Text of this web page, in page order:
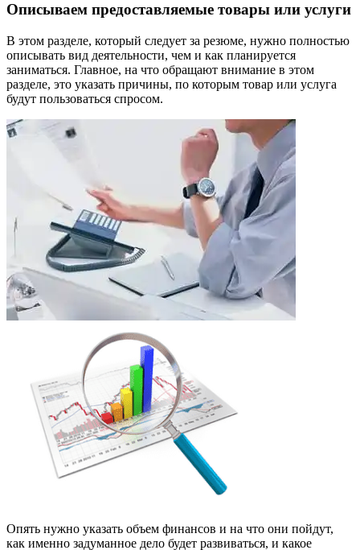
Описываем предоставляемые товары или услуги
В этом разделе, который следует за резюме, нужно полностью
описывать вид деятельности, чем и как планируется
заниматься. Главное, на что обращают внимание в этом
разделе, это указать причины, по которым товар или услуга
будут пользоваться спросом.
Опять нужно указать объем финансов и на что они пойдут,
как именно задуманное дело будет развиваться, и какое